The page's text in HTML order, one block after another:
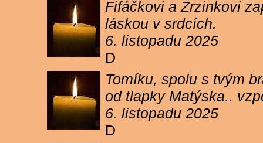
Fifáčkovi a Zrzinkovi
láskou v srdcích.
6. listopadu 2025
D
Tomíku, spolu s tvým
od tlapky Matýska..
6. listopadu 2025
D